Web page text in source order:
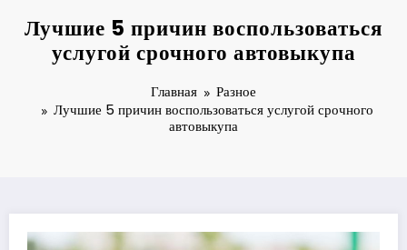
Лучшие 5 причин воспользоваться
услугой срочного автовыкупа
Главная
Разное
Лучшие 5 причин воспользоваться услугой срочного
автовыкупа